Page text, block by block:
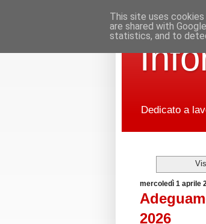
Dedicato a
mercoledì 1 aprile
2026
This site uses
are shared with
statistics, and to